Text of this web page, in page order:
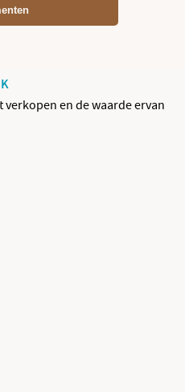
en de waarde ervan